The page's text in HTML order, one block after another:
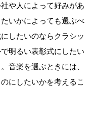
や人によって好みがあ
いかによっても選ぶべ
したいのならクラシッ
明るい表彰式にしたい
音楽を選ぶときには、
にしたいかを考えるこ